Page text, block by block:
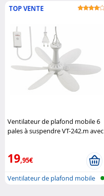
TOP VENTE
Ventilateur de plafond mobile 6
pales à suspendre VT-242.m avec
19,95€
Ventilateur de plafond mobile